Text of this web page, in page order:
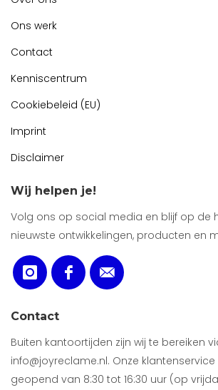
Ons werk
Contact
Kenniscentrum
Cookiebeleid (EU)
Imprint
Disclaimer
Wij helpen je!
Volg ons op social media en blijf op de
nieuwste ontwikkelingen, producten en
Contact
Buiten kantoortijden zijn wij te bereiken
info@joyreclame.nl. Onze
geopend van 8:30 tot 16:30 uur (op